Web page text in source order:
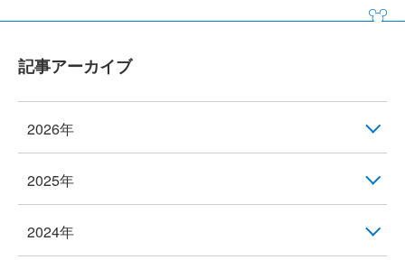
記事アーカイブ
2026年
2025年
2024年